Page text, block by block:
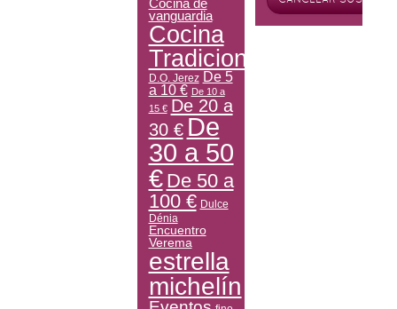
Cocina de
vanguardia
Cocina
Tradicional
D.O. Jerez De 5
a 10 € De 10 a
15 € De 20 a
30 € De
30 a 50
€ De 50 a
100 € Dulce
Dénia
Encuentro
Verema
estrella
michelín